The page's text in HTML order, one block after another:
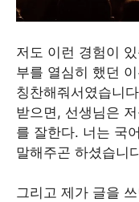
저도 이런 경험이
부를 열심히 했던
칭찬해줘서였습니
받으면, 선생님은
를 잘한다. 너는 국
말해주곤 하셨습니
그리고 제가 글을